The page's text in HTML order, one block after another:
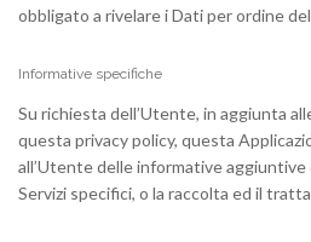
obbligato a rivelare i Dati per ordine
Informative specifiche
Su richiesta dell’Utente, in aggiunta
questa privacy policy, questa
all’Utente delle informative
Servizi specifici, o la raccolta ed il